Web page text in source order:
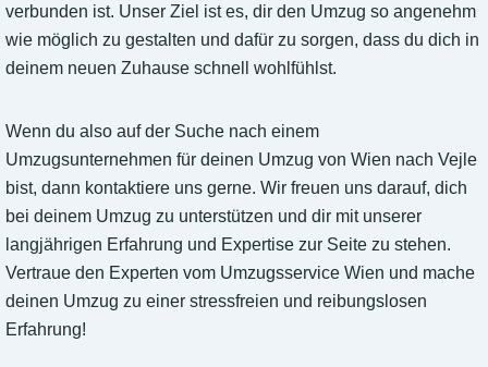
verbunden ist. Unser Ziel ist es, dir den Umzug so angenehm
wie möglich zu gestalten und dafür zu sorgen, dass du dich in
deinem neuen Zuhause schnell wohlfühlst.
Wenn du also auf der Suche nach einem
Umzugsunternehmen für deinen Umzug von Wien nach Vejle
bist, dann kontaktiere uns gerne. Wir freuen uns darauf, dich
bei deinem Umzug zu unterstützen und dir mit unserer
langjährigen Erfahrung und Expertise zur Seite zu stehen.
Vertraue den Experten vom Umzugsservice Wien und mache
deinen Umzug zu einer stressfreien und reibungslosen
Erfahrung!